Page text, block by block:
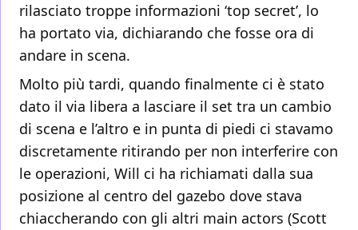
rilasciato troppe informazioni ‘top secret’, lo
ha portato via, dichiarando che fosse ora di
andare in scena.
Molto più tardi, quando finalmente ci è stato
dato il via libera a lasciare il set tra un cambio
di scena e l’altro e in punta di piedi ci stavamo
discretamente ritirando per non interferire con
le operazioni, Will ci ha richiamati dalla sua
posizione al centro del gazebo dove stava
chiaccherando con gli altri main actors (Scott